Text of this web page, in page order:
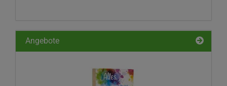
EIN.
Angebote